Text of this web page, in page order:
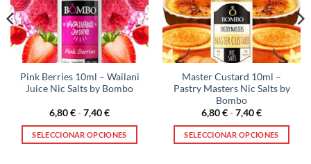
Pink Berries 10ml – Wailani
Juice Nic Salts by Bombo
6,80€-7,40€Rango
precios:
desde
SELECCIONAR OPCIONES
Master Custard 10ml –
Pastry Masters Nic Salts by
Bombo
6,80€-7,40€Rango
precios:
desde
SELECCIONAR OPCIONES